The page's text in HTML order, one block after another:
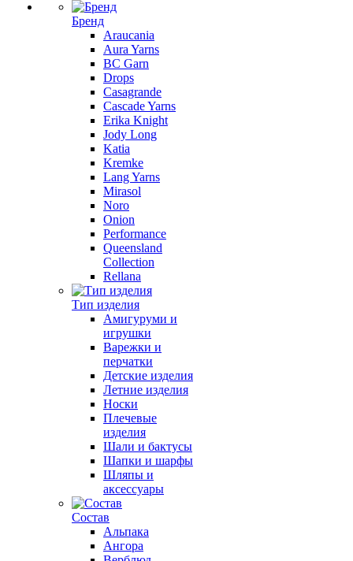
Бренд
Araucania
Aura Yarns
BC Garn
Drops
Casagrande
Cascade Yarns
Erika Knight
Jody Long
Katia
Kremke
Lang Yarns
Mirasol
Noro
Onion
Performance
Queensland
Collection
Rellana
Тип изделия
Амигуруми и
игрушки
Варежки и
перчатки
Детские изделия
Летние изделия
Носки
Плечевые
изделия
Шали и бактусы
Шапки и шарфы
Шляпы и
аксессуары
Состав
Альпака
Ангора